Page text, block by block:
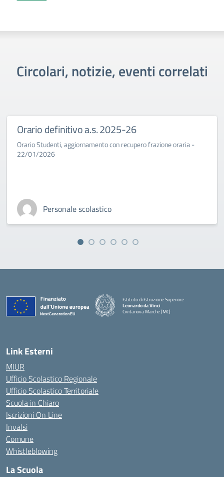
Circolari, notizie, eventi correlati
Orario definitivo a.s. 2025-26
Orario Studenti, aggiornamento con recupero frazione oraria -
22/01/2026
Personale scolastico
Istituto di Istruzione Superiore
Leonardo da Vinci
Civitanova Marche (MC)
Link Esterni
MIUR
Ufficio Scolastico Regionale
Ufficio Scolastico Territoriale
Scuola in Chiaro
Iscrizioni On Line
Invalsi
Comune
Whistleblowing
La Scuola